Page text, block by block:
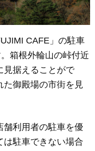
CAFE」の駐車
箱根外輪山の峠付近
見据えることがで
た御殿場の市街を見
利用者の駐車を優
は駐車できない場合